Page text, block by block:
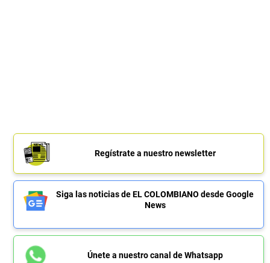
Regístrate a nuestro newsletter
Siga las noticias de EL COLOMBIANO desde Google
News
Únete a nuestro canal de Whatsapp